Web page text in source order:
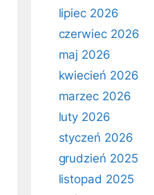
lipiec 2026
czerwiec 2026
maj 2026
kwiecień 2026
marzec 2026
luty 2026
styczeń 2026
grudzień 2025
listopad 2025